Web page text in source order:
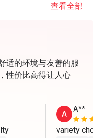
查看全部
适的环境与友善的服
性价比高得让人心
A A**
variety